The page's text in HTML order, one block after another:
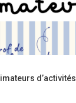
d’activités